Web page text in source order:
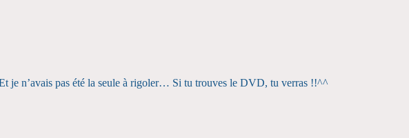
je n’avais pas été la seule à rigoler… Si tu trouves le DVD, tu verras !!^^